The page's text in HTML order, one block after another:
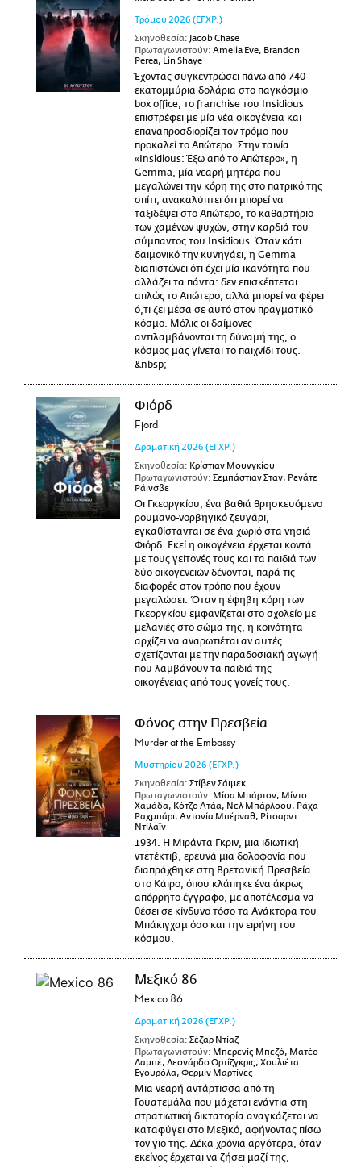
Τρόμου 2026 (ΕΓΧΡ.)
Σκηνοθεσία: Jacob Chase
Πρωταγωνιστούν: Amelia Eve, Brandon
Perea, Lin Shaye
Έχοντας συγκεντρώσει πάνω από 740
εκατομμύρια δολάρια στο παγκόσμιο
box office, το franchise του Insidious
επιστρέφει με μία νέα οικογένεια και
επαναπροσδιορίζει τον τρόμο που
προκαλεί το Απώτερο. Στην ταινία
«Insidious: Έξω από το Απώτερο», η
Gemma, μία νεαρή μητέρα που
μεγαλώνει την κόρη της στο πατρικό της
σπίτι, ανακαλύπτει ότι μπορεί να
ταξιδέψει στο Απώτερο, το καθαρτήριο
των χαμένων ψυχών, στην καρδιά του
σύμπαντος του Insidious. Όταν κάτι
δαιμονικό την κυνηγάει, η Gemma
διαπιστώνει ότι έχει μία ικανότητα που
αλλάζει τα πάντα: δεν επισκέπτεται
απλώς το Απώτερο, αλλά μπορεί να φέρει
ό,τι ζει μέσα σε αυτό στον πραγματικό
κόσμο. Μόλις οι δαίμονες
αντιλαμβάνονται τη δύναμή της, ο
κόσμος μας γίνεται το παιχνίδι τους.
&nbsp;
Φιόρδ
Fjord
Δραματική 2026 (ΕΓΧΡ.)
Σκηνοθεσία: Κρίστιαν Μουνγκίου
Πρωταγωνιστούν: Σεμπάστιαν Σταν, Ρενάτε
Ράινσβε
Οι Γκεοργκίου, ένα βαθιά θρησκευόμενο
ρουμανο-νορβηγικό ζευγάρι,
εγκαθίστανται σε ένα χωριό στα νησιά
Φιόρδ. Εκεί η οικογένεια έρχεται κοντά
με τους γείτονές τους και τα παιδιά των
δύο οικογενειών δένονται, παρά τις
διαφορές στον τρόπο που έχουν
μεγαλώσει. Όταν η έφηβη κόρη των
Γκεοργκίου εμφανίζεται στο σχολείο με
μελανιές στο σώμα της, η κοινότητα
αρχίζει να αναρωτιέται αν αυτές
σχετίζονται με την παραδοσιακή αγωγή
που λαμβάνουν τα παιδιά της
οικογένειας από τους γονείς τους.
Φόνος στην Πρεσβεία
Murder at the Embassy
Μυστηρίου 2026 (ΕΓΧΡ.)
Σκηνοθεσία: Στίβεν Σάιμεκ
Πρωταγωνιστούν: Μίσα Μπάρτον, Μίντο
Χαμάδα, Κότζο Ατάα, Νελ Μπάρλοου, Ράχα
Ραχμπάρι, Αντονία Μπέρναθ, Ρίτσαρντ
Ντίλαϊν
1934. Η Μιράντα Γκριν, μια ιδιωτική
ντετέκτιβ, ερευνά μια δολοφονία που
διαπράχθηκε στη Βρετανική Πρεσβεία
στο Κάιρο, όπου κλάπηκε ένα άκρως
απόρρητο έγγραφο, με αποτέλεσμα να
θέσει σε κίνδυνο τόσο τα Ανάκτορα του
Μπάκιγχαμ όσο και την ειρήνη του
κόσμου.
Μεξικό 86
Mexico 86
Δραματική 2026 (ΕΓΧΡ.)
Σκηνοθεσία: Σέζαρ Ντίαζ
Πρωταγωνιστούν: Μπερενίς Μπεζό, Ματέο
Λαμπέ, Λεονάρδο Ορτίζγκρις, Χουλιέτα
Εγουρόλα, Φερμίν Μαρτίνες
Μια νεαρή αντάρτισσα από τη
Γουατεμάλα που μάχεται ενάντια στη
στρατιωτική δικτατορία αναγκάζεται να
καταφύγει στο Μεξικό, αφήνοντας πίσω
τον γιο της. Δέκα χρόνια αργότερα, όταν
εκείνος έρχεται να ζήσει μαζί της,